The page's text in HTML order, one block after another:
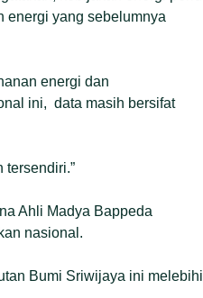
energi yang sebelumnya
energi dan
ini, data masih bersifat
tersendiri.”
Ahli Madya Bappeda
nasional.
Bumi Sriwijaya ini melebihi